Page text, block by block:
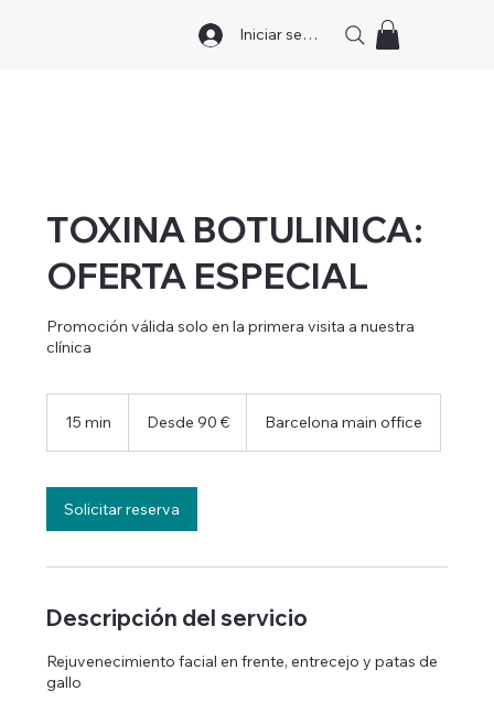
Iniciar sesión
TOXINA BOTULINICA:
OFERTA ESPECIAL
Promoción válida solo en la primera visita a nuestra
clínica
15 min
m
i
n
eurosDesde 90 € Barcelona main office
Solicitar reserva
Descripción del servicio
Rejuvenecimiento facial en frente, entrecejo y patas de
gallo